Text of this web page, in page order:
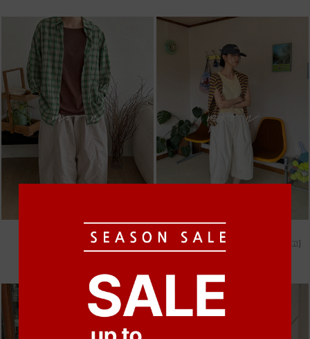
m_비휴 체크 박시셔츠
m_헤세드 스티치 데님팬츠 [4차 재입고]